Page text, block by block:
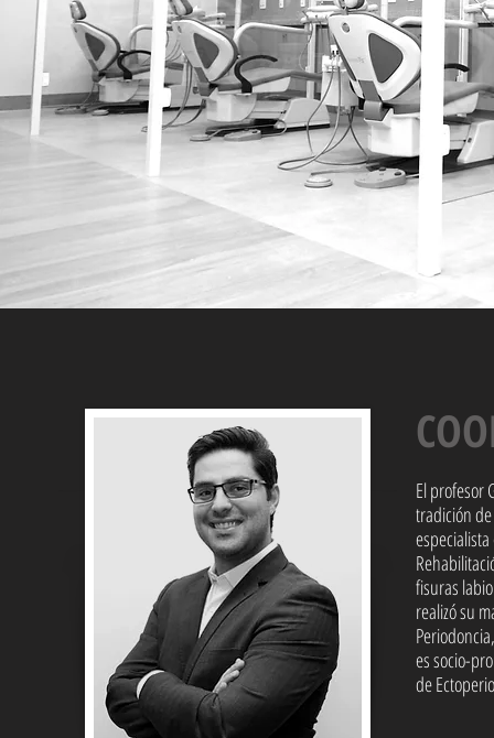
El profesor
tradición
fisuras
realizó su
es socio-
de